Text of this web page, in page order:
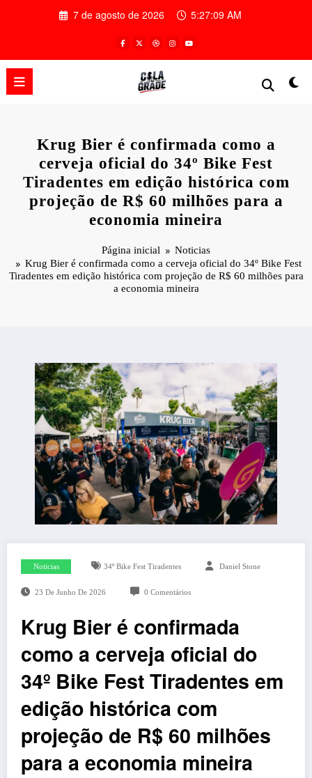
7 de agosto de 2026 5:27:10 AM
Krug Bier é confirmada como a
cerveja oficial do 34º Bike Fest
Tiradentes em edição histórica com
projeção de R$ 60 milhões para a
economia mineira
Página inicial
Noticias
Krug Bier é confirmada como a cerveja oficial do 34º Bike Fest
Tiradentes em edição histórica com projeção de R$ 60 milhões para
a economia mineira
Noticias 34º Bike Fest Tiradentes Daniel Stone
23 De Junho De 2026 0 Comentários
Krug Bier é confirmada
como a cerveja oficial do
34º Bike Fest Tiradentes em
edição histórica com
projeção de R$ 60 milhões
para a economia mineira